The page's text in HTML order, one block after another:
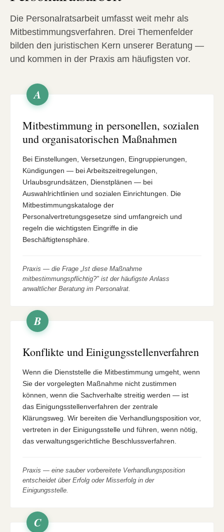
Die Personalratsarbeit umfasst weit mehr als
Mitbestimmungsverfahren. Drei Themenfelder
bilden den juristischen Kern unserer Beratung —
und kommen in der Praxis am häufigsten vor.
A
Mitbestimmung in personellen, sozialen
und organisatorischen Maßnahmen
Bei Einstellungen, Versetzungen, Eingruppierungen,
Kündigungen — bei Arbeitszeitregelungen,
Urlaubsgrundsätzen, Dienstplänen — bei
Auswahlrichtlinien und sozialen Einrichtungen. Die
Mitbestimmungskataloge der
Personalvertretungsgesetze sind umfangreich und
regeln die wichtigsten Eingriffe in die
Beschäftigtensphäre.
Praxis — die Frage „Ist diese Maßnahme
mitbestimmungspflichtig?" ist der häufigste Anlass
anwaltlicher Beratung im Personalrat.
B
Konflikte und Einigungsstellenverfahren
Wenn die Dienststelle die Mitbestimmung umgeht, wenn
Sie der vorgelegten Maßnahme nicht zustimmen
können, wenn die Sachverhalte streitig werden — ist
das Einigungsstellenverfahren der zentrale
Klärungsweg. Wir bereiten die Verhandlungsposition vor,
vertreten in der Einigungsstelle und führen, wenn nötig,
das verwaltungsgerichtliche Beschlussverfahren.
Praxis — eine sauber vorbereitete Verhandlungsposition
entscheidet über Erfolg oder Misserfolg in der
Einigungsstelle.
C